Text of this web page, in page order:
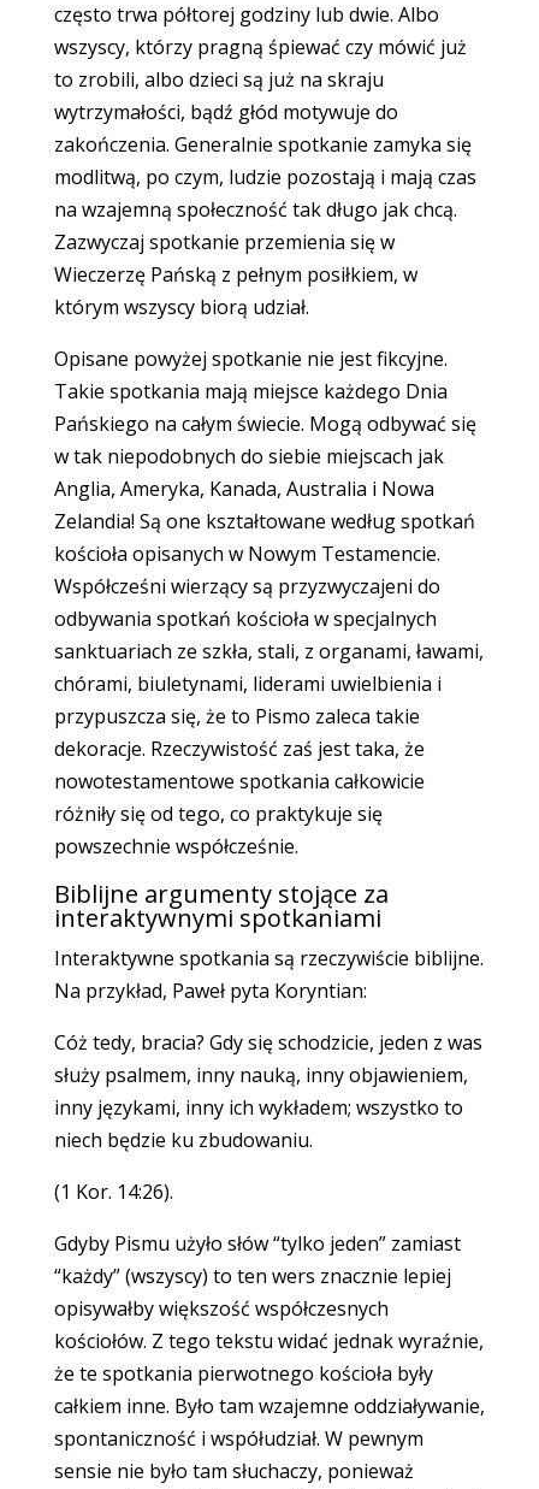
często trwa półtorej godziny lub dwie. Albo
wszyscy, którzy pragną śpiewać czy mówić już
to zrobili, albo dzieci są już na skraju
wytrzymałości, bądź głód motywuje do
zakończenia. Generalnie spotkanie zamyka się
modlitwą, po czym, ludzie pozostają i mają czas
na wzajemną społeczność tak długo jak chcą.
Zazwyczaj spotkanie przemienia się w
Wieczerzę Pańską z pełnym posiłkiem, w
którym wszyscy biorą udział.
Opisane powyżej spotkanie nie jest fikcyjne.
Takie spotkania mają miejsce każdego Dnia
Pańskiego na całym świecie. Mogą odbywać się
w tak niepodobnych do siebie miejscach jak
Anglia, Ameryka, Kanada, Australia i Nowa
Zelandia! Są one kształtowane według spotkań
kościoła opisanych w Nowym Testamencie.
Współcześni wierzący są przyzwyczajeni do
odbywania spotkań kościoła w specjalnych
sanktuariach ze szkła, stali, z organami, ławami,
chórami, biuletynami, liderami uwielbienia i
przypuszcza się, że to Pismo zaleca takie
dekoracje. Rzeczywistość zaś jest taka, że
nowotestamentowe spotkania całkowicie
różniły się od tego, co praktykuje się
powszechnie współcześnie.
Biblijne argumenty stojące za
interaktywnymi spotkaniami
Interaktywne spotkania są rzeczywiście biblijne.
Na przykład, Paweł pyta Koryntian:
Cóż tedy, bracia? Gdy się schodzicie, jeden z was
służy psalmem, inny nauką, inny objawieniem,
inny językami, inny ich wykładem; wszystko to
niech będzie ku zbudowaniu.
(1 Kor. 14:26).
Gdyby Pismu użyło słów “tylko jeden” zamiast
“każdy” (wszyscy) to ten wers znacznie lepiej
opisywałby większość współczesnych
kościołów. Z tego tekstu widać jednak wyraźnie,
że te spotkania pierwotnego kościoła były
całkiem inne. Było tam wzajemne oddziaływanie,
spontaniczność i współudział. W pewnym
sensie nie było tam słuchaczy, ponieważ